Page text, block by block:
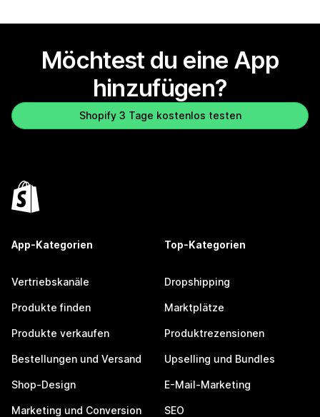
Möchtest du eine App
hinzufügen?
Shopify 3 Tage kostenlos testen
App-Kategorien
Vertriebskanäle
Produkte finden
Produkte verkaufen
Bestellungen und Versand
Shop-Design
Marketing und Conversion
Top-Kategorien
Dropshipping
Marktplätze
Produktrezensionen
Upselling und Bundles
E-Mail-Marketing
SEO